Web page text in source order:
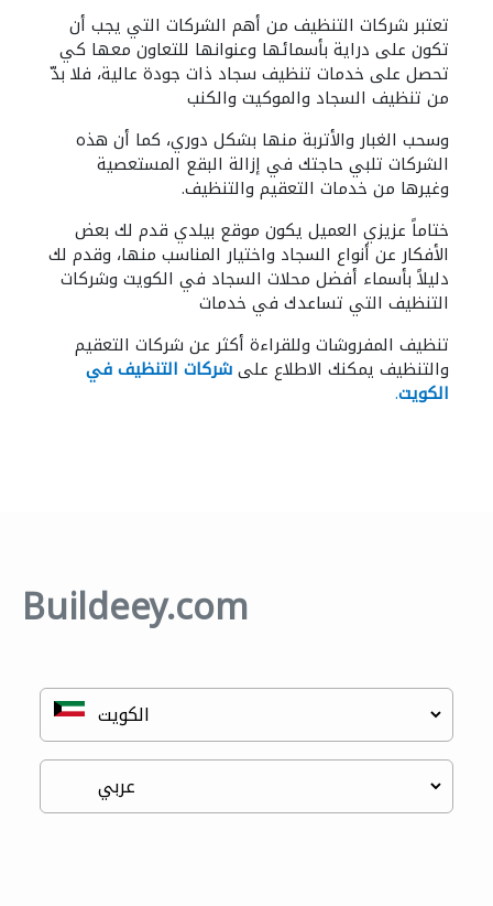
تعتبر شركات التنظيف من أهم الشركات التي يجب أن
تكون على دراية بأسمائها وعنوانها للتعاون معها كي
تحصل على خدمات تنظيف سجاد ذات جودة عالية، فلا بدّ
من تنظيف السجاد والموكيت والكنب
وسحب الغبار والأتربة منها بشكل دوري، كما أن هذه
الشركات تلبي حاجتك في إزالة البقع المستعصية
وغيرها من خدمات التعقيم والتنظيف.
ختاماً عزيزي العميل يكون موقع بيلدي قدم لك بعض
الأفكار عن أنواع السجاد واختيار المناسب منها، وقدم لك
دليلاً بأسماء أفضل محلات السجاد في الكويت وشركات
التنظيف التي تساعدك في خدمات
تنظيف المفروشات وللقراءة أكثر عن شركات التعقيم
والتنظيف يمكنك الاطلاع علىشركات التنظيف في
الكويت.
Buildeey.com